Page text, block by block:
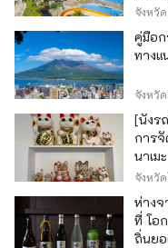
จังหวั
คู่มือก
ทางแ
จังหวั
[นั่งร
การจั
นาเม
ของ
จังหวั
ห่างจ
ที่ โอ
ถิ่นย